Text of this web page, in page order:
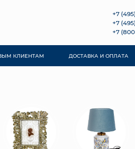
+7
+7
+7
КЛИЕНТАМ ДОСТАВКА И ОПЛАТА